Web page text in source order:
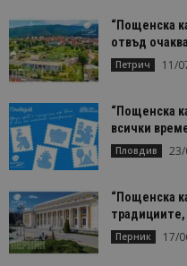
“Пощенска
отвъд
Петрич 11/
“Пощенска
всички
Пловдив
“Пощенска
традициите,
Перник 17/
Строго
Таргетиране
Строго необходимите
потребителско
акаунта. Уебсайтът
правилно без строго
Име